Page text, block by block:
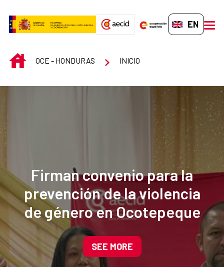
EN-GB
INICIOOCE - HONDURAS INICIO
Firman convenio para la
prevención de la violencia
de género en Ocotepeque
SEE MORE